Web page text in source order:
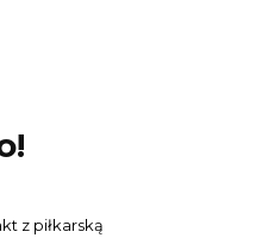
z piłkarską